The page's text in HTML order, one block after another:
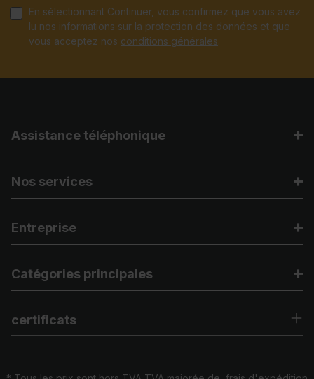
En sélectionnant Continuer, vous confirmez que vous avez
lu nos informations sur la protection des données et que
vous acceptez nos conditions générales.
Assistance téléphonique
Nos services
Entreprise
Catégories principales
certificats